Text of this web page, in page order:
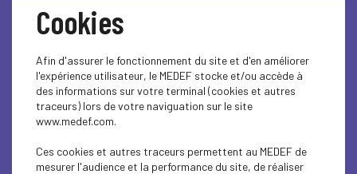
Récupérer mon
mot de passe
Cookies
Afin d'assurer le fonctionnement du site et d'en améliorer
l'expérience utilisateur, le MEDEF stocke et/ou accède à
des informations sur votre terminal (cookies et autres
traceurs) lors de votre naviguation sur le site
www.medef.com.
Ces cookies et autres traceurs permettent au MEDEF de
mesurer l'audience et la performance du site, de réaliser